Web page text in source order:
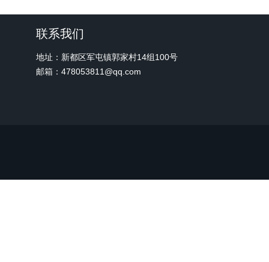
联系我们
地址：新都区军屯镇郭家村14组100号
邮箱：478053811@qq.com